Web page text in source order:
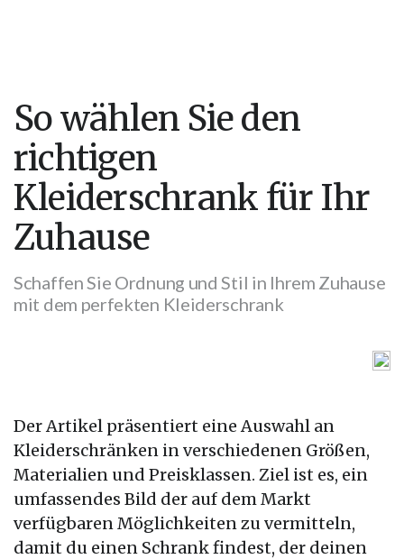
So wählen Sie den
richtigen
Kleiderschrank für Ihr
Zuhause
Schaffen Sie Ordnung und Stil in Ihrem Zuhause
mit dem perfekten Kleiderschrank
Der Artikel präsentiert eine Auswahl an
Kleiderschränken in verschiedenen Größen,
Materialien und Preisklassen. Ziel ist es, ein
umfassendes Bild der auf dem Markt
verfügbaren Möglichkeiten zu vermitteln,
damit du einen Schrank findest, der deinen